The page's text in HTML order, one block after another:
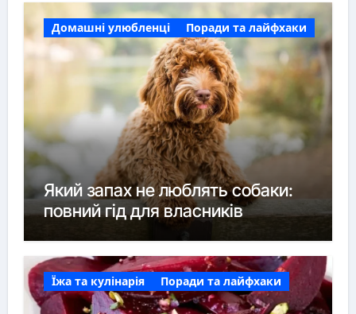
Домашні улюбленці Поради та лайфхаки
Який запах не люблять собаки:
повний гід для власників
Їжа та кулінарія Поради та лайфхаки